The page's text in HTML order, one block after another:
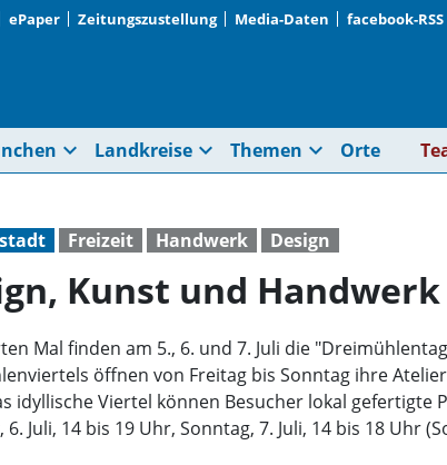
ePaper Zeitungszustellung Media-Daten facebook-RSS
expand_more Landkreise expand_more Themen expand_more Orte
Freizeit Handwerk Design
Kunst und
Mal finden am 5., 6. und 7. Juli die
öffnen von Freitag bis Sonntag ihre
idyllische Viertel können Besucher lokal gefertigte
6. Juli, 14 bis 19 Uhr, Sonntag, 7. Juli, 14 bis 18 Uhr